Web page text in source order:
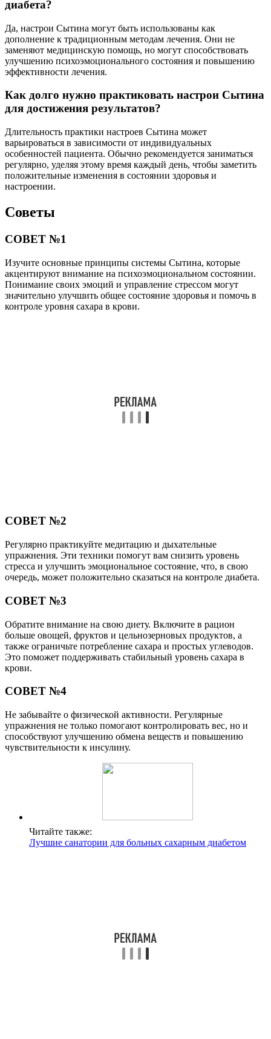
диабета?
Да, настрои Сытина могут быть использованы как
дополнение к традиционным методам лечения. Они не
заменяют медицинскую помощь, но могут способствовать
улучшению психоэмоционального состояния и повышению
эффективности лечения.
Как долго нужно практиковать настрои Сытина
для достижения результатов?
Длительность практики настроев Сытина может
варьироваться в зависимости от индивидуальных
особенностей пациента. Обычно рекомендуется заниматься
регулярно, уделяя этому время каждый день, чтобы заметить
положительные изменения в состоянии здоровья и
настроении.
Советы
СОВЕТ №1
Изучите основные принципы системы Сытина, которые
акцентируют внимание на психоэмоциональном состоянии.
Понимание своих эмоций и управление стрессом могут
значительно улучшить общее состояние здоровья и помочь в
контроле уровня сахара в крови.
СОВЕТ №2
Регулярно практикуйте медитацию и дыхательные
упражнения. Эти техники помогут вам снизить уровень
стресса и улучшить эмоциональное состояние, что, в свою
очередь, может положительно сказаться на контроле диабета.
СОВЕТ №3
Обратите внимание на свою диету. Включите в рацион
больше овощей, фруктов и цельнозерновых продуктов, а
также ограничьте потребление сахара и простых углеводов.
Это поможет поддерживать стабильный уровень сахара в
крови.
СОВЕТ №4
Не забывайте о физической активности. Регулярные
упражнения не только помогают контролировать вес, но и
способствуют улучшению обмена веществ и повышению
чувствительности к инсулину.
Читайте также:
Лучшие санатории для больных сахарным диабетом